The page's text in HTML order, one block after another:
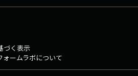
づく表示
ームラボについて